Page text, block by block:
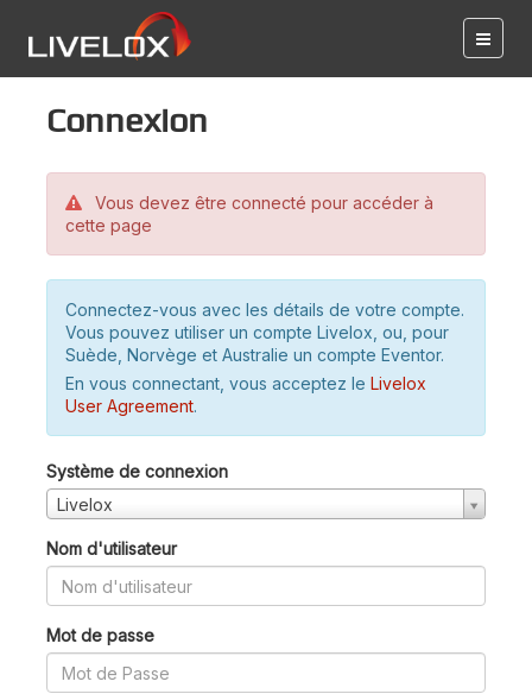
Connexion
Vous devez être connecté pour accéder à
cette page
Connectez-vous avec les détails de votre compte.
Vous pouvez utiliser un compte Livelox, ou, pour
Suède, Norvège et Australie un compte Eventor.
En vous connectant, vous acceptez le Livelox
User Agreement.
Système de connexion
Livelox
Nom d'utilisateur
Mot de passe